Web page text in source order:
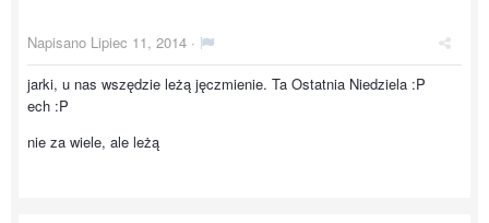
Napisano Lipiec 11, 2014 ·
jarki, u nas wszędzie leżą jęczmienie. Ta Ostatnia Niedziela :P
ech :P
nie za wiele, ale leżą